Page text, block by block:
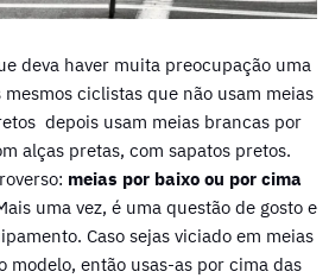
deva haver muita preocupação uma
mesmos ciclistas que não usam meias
depois usam meias brancas por
alças pretas, com sapatos pretos.
meias por baixo ou por cima
uma vez, é uma questão de gosto e
Caso sejas viciado em meias
modelo, então usas-as por cima das